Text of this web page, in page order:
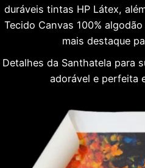
duráveis tintas HP Látex,
Tecido Canvas 100%
mais destaque
Detalhes da Santhatela para
adorável e perfeita